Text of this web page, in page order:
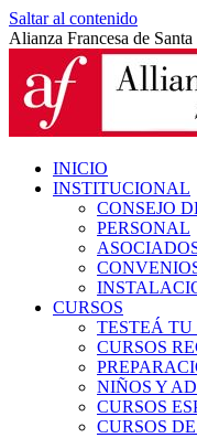
Saltar al contenido
Alianza Francesa de Santa
INICIO
INSTITUCIONAL
CONSEJO
PERSONAL
CURSOS
TESTEÁ
CURSOS
NIÑOS Y
CURSOS
CURSOS